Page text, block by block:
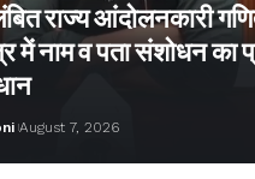
राज्य आंदोलनकारी
में नाम व पता संशोधन का
August 7, 2026